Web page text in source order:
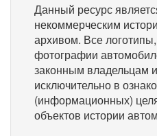
Данный ресурс
некоммерческим
архивом. Все
фотографии
законным владельцам
исключительно в
(информационных)
объектов истории